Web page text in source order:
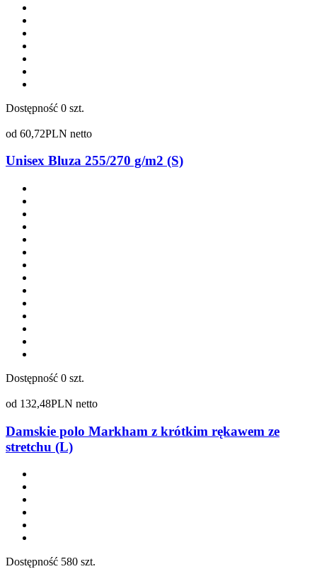
Dostępność 0 szt.
od 60,72PLN netto
Unisex Bluza 255/270 g/m2 (S)
Dostępność 0 szt.
od 132,48PLN netto
Damskie polo Markham z krótkim rękawem ze
stretchu (L)
Dostępność 580 szt.